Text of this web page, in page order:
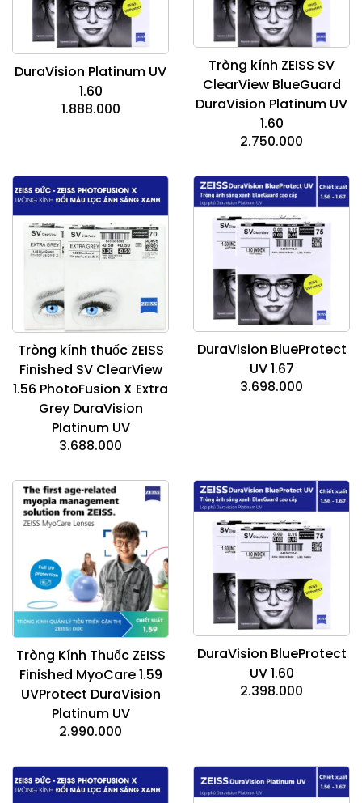
DuraVision Platinum UV
1.60
1.888.000
Tròng kính ZEISS SV
ClearView BlueGuard
DuraVision Platinum UV
1.60
2.750.000
Tròng kính thuốc ZEISS
Finished SV ClearView
1.56 PhotoFusion X Extra
Grey DuraVision
Platinum UV
3.688.000
DuraVision BlueProtect
UV 1.67
3.698.000
Tròng Kính Thuốc ZEISS
Finished MyoCare 1.59
UVProtect DuraVision
Platinum UV
2.990.000
DuraVision BlueProtect
UV 1.60
2.398.000